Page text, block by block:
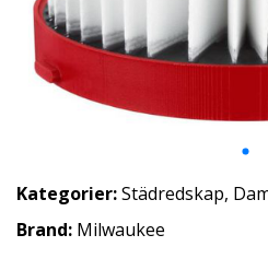
Kategorier:Städredskap,
Brand: Milwaukee